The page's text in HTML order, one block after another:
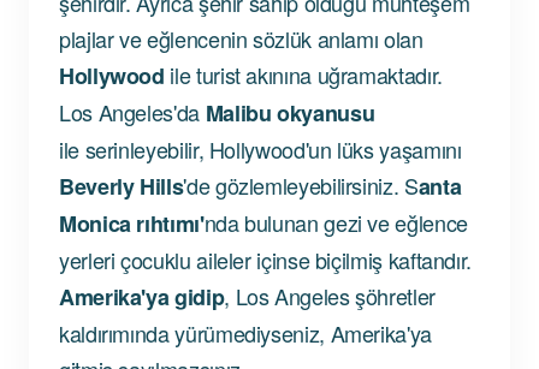
plajlar ve eğlencenin sözlük anlamı olan
Hollywood ile turist akınına uğramaktadır.
Los Angeles'da Malibu okyanusu
ile serinleyebilir, Hollywood'un lüks yaşamını
Beverly Hills'de gözlemleyebilirsiniz. Santa
Monica rıhtımı'nda bulunan gezi ve eğlence
yerleri çocuklu aileler içinse biçilmiş kaftandır.
Amerika'ya gidip, Los Angeles şöhretler
kaldırımında yürümediyseniz, Amerika'ya